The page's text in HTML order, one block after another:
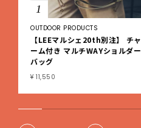
1
OUTDOOR PRODUCTS
【LEEマルシェ20th別注】 チャ
ーム付き マルチWAYショルダー
バッグ
¥ 11,550